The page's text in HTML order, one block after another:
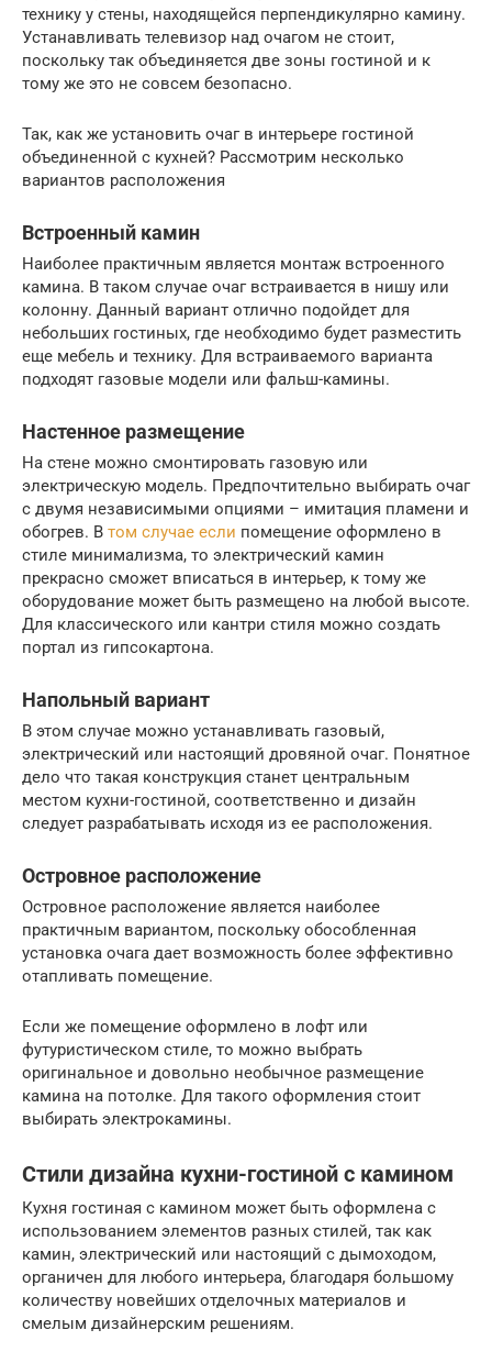
технику у стены, находящейся перпендикулярно камину.
Устанавливать телевизор над очагом не стоит,
поскольку так объединяется две зоны гостиной и к
тому же это не совсем безопасно.
Так, как же установить очаг в интерьере гостиной
объединенной с кухней? Рассмотрим несколько
вариантов расположения
Встроенный камин
Наиболее практичным является монтаж встроенного
камина. В таком случае очаг встраивается в нишу или
колонну. Данный вариант отлично подойдет для
небольших гостиных, где необходимо будет разместить
еще мебель и технику. Для встраиваемого варианта
подходят газовые модели или фальш-камины.
Настенное размещение
На стене можно смонтировать газовую или
электрическую модель. Предпочтительно выбирать очаг
с двумя независимыми опциями – имитация пламени и
обогрев. В том случае если помещение оформлено в
стиле минимализма, то электрический камин
прекрасно сможет вписаться в интерьер, к тому же
оборудование может быть размещено на любой высоте.
Для классического или кантри стиля можно создать
портал из гипсокартона.
Напольный вариант
В этом случае можно устанавливать газовый,
электрический или настоящий дровяной очаг. Понятное
дело что такая конструкция станет центральным
местом кухни-гостиной, соответственно и дизайн
следует разрабатывать исходя из ее расположения.
Островное расположение
Островное расположение является наиболее
практичным вариантом, поскольку обособленная
установка очага дает возможность более эффективно
отапливать помещение.
Если же помещение оформлено в лофт или
футуристическом стиле, то можно выбрать
оригинальное и довольно необычное размещение
камина на потолке. Для такого оформления стоит
выбирать электрокамины.
Стили дизайна кухни-гостиной с камином
Кухня гостиная с камином может быть оформлена с
использованием элементов разных стилей, так как
камин, электрический или настоящий с дымоходом,
органичен для любого интерьера, благодаря большому
количеству новейших отделочных материалов и
смелым дизайнерским решениям.